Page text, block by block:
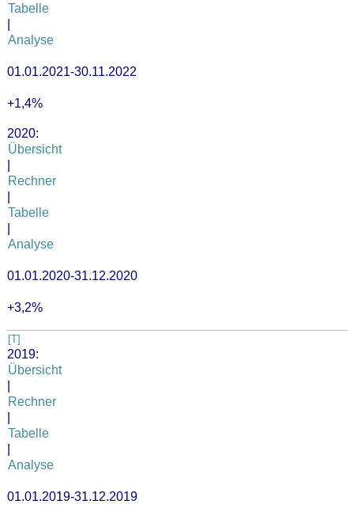
Tabelle
Analyse
01.01.2021-30.11.2022
+1,4%
2020:
Übersicht
Rechner
Tabelle
Analyse
01.01.2020-31.12.2020
+3,2%
[T]
2019:
Übersicht
Rechner
Tabelle
Analyse
01.01.2019-31.12.2019